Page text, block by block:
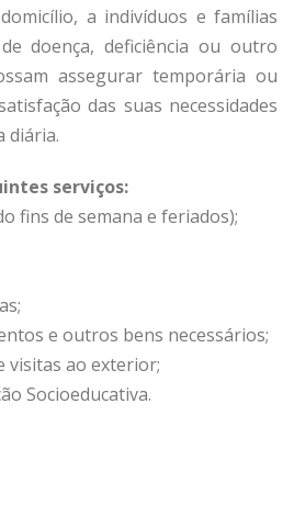
a indivíduos e famílias
doença, deficiência ou outro
assegurar temporária ou
das suas necessidades
diária.
serviços:
fins de semana e feriados);
e outros bens necessários;
visitas ao exterior;
Socioeducativa.